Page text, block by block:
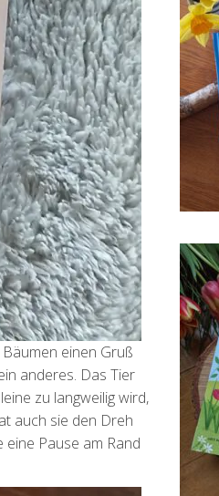
einen Gruß
anderes. Das Tier
zu langweilig wird,
auch sie den Dreh
Pause am Rand